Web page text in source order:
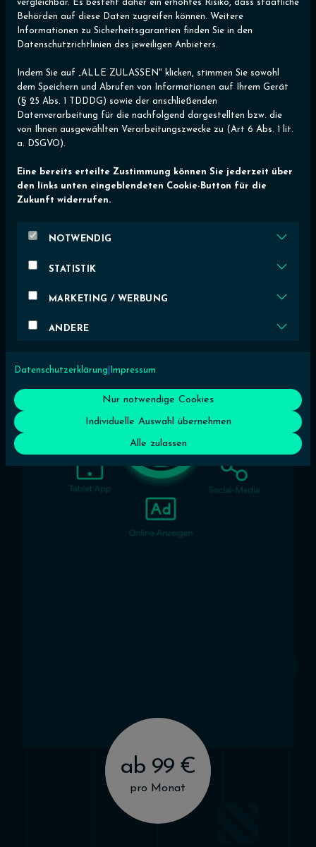
Lead-Generierung
Stelle deinen Kunden Landing Pages und
Kampagnen zur Verfügung. Über
interaktive Formulare nehmen Endkunden
direkt Kontakt auf – wertvolle Leads, die
deine Kunden begeistern.
ab 99 €
pro Monat
vergleichbar. Es besteht daher ein erhöhtes Risiko, dass staatliche
Behörden auf diese Daten zugreifen können. Weitere
Informationen zu Sicherheitsgarantien finden Sie in den
Datenschutzrichtlinien des jeweiligen Anbieters.
Indem Sie auf „ALLE ZULASSEN" klicken, stimmen Sie sowohl
dem Speichern und Abrufen von Informationen auf Ihrem Gerät
(§ 25 Abs. 1 TDDDG) sowie der anschließenden
Datenverarbeitung für die nachfolgend dargestellten bzw. die
von Ihnen ausgewählten Verarbeitungszwecke zu (Art 6 Abs. 1 lit.
a. DSGVO).
Eine bereits erteilte Zustimmung können Sie jederzeit über
den links unten eingeblendeten Cookie-Button für die
Zukunft widerrufen.
NOTWENDIG
STATISTIK
MARKETING / WERBUNG
ANDERE
Datenschutzerklärung Impressum
Nur notwendige Cookies
Individuelle Auswahl übernehmen
Alle zulassen